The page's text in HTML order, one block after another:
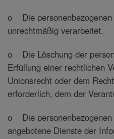
o Die personenbezogenen
unrechtmäßig verarbeitet.
o Die Löschung der
Erfüllung einer rechtlichen
Unionsrecht oder dem
erforderlich, dem der
o Die personenbezogenen
angebotene Dienste der